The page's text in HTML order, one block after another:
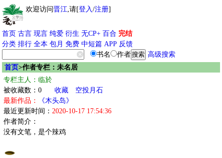
欢迎访问晋江,请[登入/注册]
首页 古言 现言 纯爱 衍生 无CP+ 百合 完结
分类 排行 全本 包月 免费 中短篇 APP 反馈
书名
作者
高级搜索
首页>作者专栏：未名居
专栏主人：临於
被收藏数：0
收藏
空投月石
最新作品：
《木头岛》
最近更新时间： 2020-10-17 17:54:36
作者简介：
没有文笔，是个辣鸡